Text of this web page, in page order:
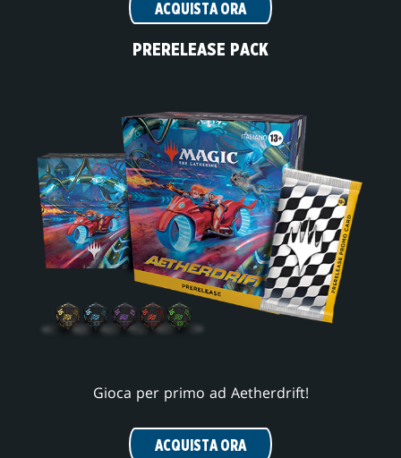
ACQUISTA ORA
PRERELEASE PACK
Gioca per primo ad Aetherdrift!
ACQUISTA ORA